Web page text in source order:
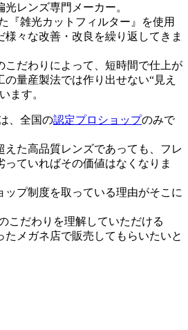
レンズ専門メーカー。
『雑光カットフィルター』を使用
様々な改善・改良を繰り返してきま
こだわりによって、短時間で仕上が
量産製法では作り出せない“見え
ます。
、全国の認定プロショップのみで
えた高品質レンズであっても、フレ
っていればその価値はなくなりま
ップ制度を取っている理由がそこに
こだわりを理解していただける
たメガネ店で販売してもらいたいと